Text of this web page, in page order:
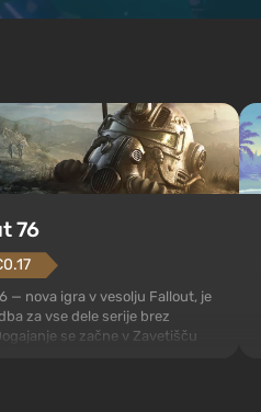
76
— nova igra v vesolju Fallout, je
za vse dele serije brez
se začne v Zavetišču